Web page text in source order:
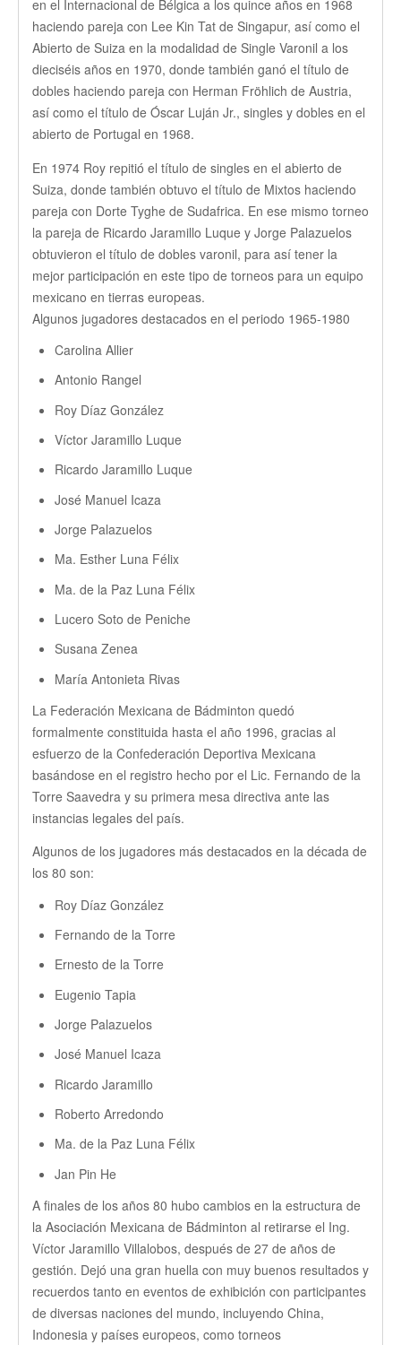
en el Internacional de Bélgica a los quince años en 1968
haciendo pareja con Lee Kin Tat de Singapur, así como el
Abierto de Suiza en la modalidad de Single Varonil a los
dieciséis años en 1970, donde también ganó el título de
dobles haciendo pareja con Herman Fröhlich de Austria,
así como el título de Óscar Luján Jr., singles y dobles en el
abierto de Portugal en 1968.
En 1974 Roy repitió el título de singles en el abierto de
Suiza, donde también obtuvo el título de Mixtos haciendo
pareja con Dorte Tyghe de Sudafrica. En ese mismo torneo
la pareja de Ricardo Jaramillo Luque y Jorge Palazuelos
obtuvieron el título de dobles varonil, para así tener la
mejor participación en este tipo de torneos para un equipo
mexicano en tierras europeas.
Algunos jugadores destacados en el periodo 1965-1980
Carolina Allier
Antonio Rangel
Roy Díaz González
Víctor Jaramillo Luque
Ricardo Jaramillo Luque
José Manuel Icaza
Jorge Palazuelos
Ma. Esther Luna Félix
Ma. de la Paz Luna Félix
Lucero Soto de Peniche
Susana Zenea
María Antonieta Rivas
La Federación Mexicana de Bádminton quedó
formalmente constituida hasta el año 1996, gracias al
esfuerzo de la Confederación Deportiva Mexicana
basándose en el registro hecho por el Lic. Fernando de la
Torre Saavedra y su primera mesa directiva ante las
instancias legales del país.
Algunos de los jugadores más destacados en la década de
los 80 son:
Roy Díaz González
Fernando de la Torre
Ernesto de la Torre
Eugenio Tapia
Jorge Palazuelos
José Manuel Icaza
Ricardo Jaramillo
Roberto Arredondo
Ma. de la Paz Luna Félix
Jan Pin He
A finales de los años 80 hubo cambios en la estructura de
la Asociación Mexicana de Bádminton al retirarse el Ing.
Víctor Jaramillo Villalobos, después de 27 de años de
gestión. Dejó una gran huella con muy buenos resultados y
recuerdos tanto en eventos de exhibición con participantes
de diversas naciones del mundo, incluyendo China,
Indonesia y países europeos, como torneos